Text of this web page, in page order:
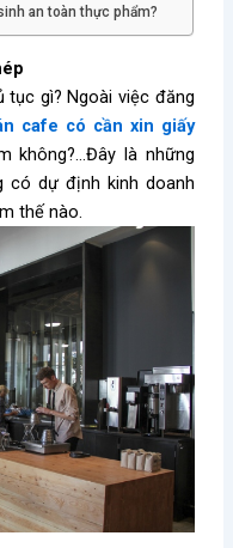
an toàn thực phẩm?
tục gì? Ngoài việc đăng
cafe có cần xin giấy
không?…Đây là những
có dự định kinh doanh
thế nào.